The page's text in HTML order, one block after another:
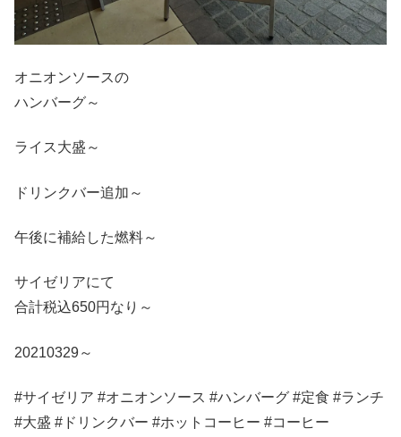
オニオンソースの
ハンバーグ～
ライス大盛～
ドリンクバー追加～
午後に補給した燃料～
サイゼリアにて
合計税込650円なり～
20210329～
#サイゼリア #オニオンソース #ハンバーグ #定食 #ランチ
#大盛 #ドリンクバー #ホットコーヒー #コーヒー